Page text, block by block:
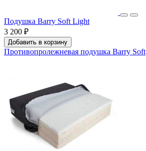
Подушка Barry Soft Light
3 200 ₽
Добавить в корзину
Противопролежневая подушка Barry Soft